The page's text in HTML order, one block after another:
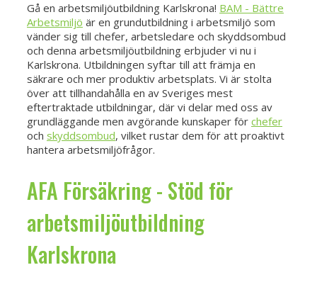
Gå en arbetsmiljöutbildning Karlskrona! BAM - Bättre
Arbetsmiljö är en grundutbildning i arbetsmiljö som
vänder sig till chefer, arbetsledare och skyddsombud
och denna arbetsmiljöutbildning erbjuder vi nu i
Karlskrona. Utbildningen syftar till att främja en
säkrare och mer produktiv arbetsplats. Vi är stolta
över att tillhandahålla en av Sveriges mest
eftertraktade utbildningar, där vi delar med oss av
grundläggande men avgörande kunskaper för chefer
och skyddsombud, vilket rustar dem för att proaktivt
hantera arbetsmiljöfrågor.
AFA Försäkring - Stöd för
arbetsmiljöutbildning
Karlskrona